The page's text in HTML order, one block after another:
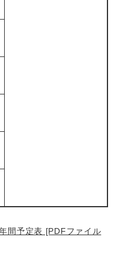
間予定表 [PDFファイル